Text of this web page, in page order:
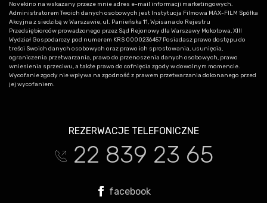
Novekino na wskazany przeze mnie adres e-mail informacji marketingowych.
Administratorem Twoich danych osobowych jest Instytucja Filmowa MAX-FILM Spółka
Akcyjna z siedzibą w Warszawie, ul. Panieńska 11, Wpisana do Rejestru
Przedsiębiorców prowadzonego przez Sąd Rejonowy dla Warszawy Mokotowa, XIII
Wydział Gospodarczy pod numerem KRS 0000236457 Posiadasz prawo dostępu do
treści Swoich danych osobowych oraz prawo ich sprostowania, usunięcia,
ograniczenia przetwarzania, prawo do przenoszenia danych osobowych, prawo
wniesienia sprzeciwu, a także prawo do cofnięcia zgody w dowolnym momencie.
Wycofanie zgody nie wpływa na zgodność z prawem przetwarzania dokonanego przed
jej wycofaniem.
REZERWACJE TELEFONICZNE
t 22 839 23 65
facebook